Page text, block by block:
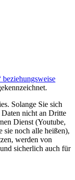
Solange Sie sich
Daten nicht an Dritte
Dienst (Youtube,
sie noch alle heißen),
werden von
sicherlich auch für